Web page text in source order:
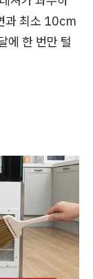
과 최소 10cm
에 한 번만 털